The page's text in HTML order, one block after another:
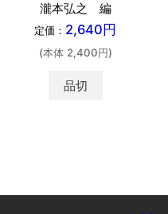
瀧本弘之 編
定価： 2,640円
(本体 2,400円)
品切